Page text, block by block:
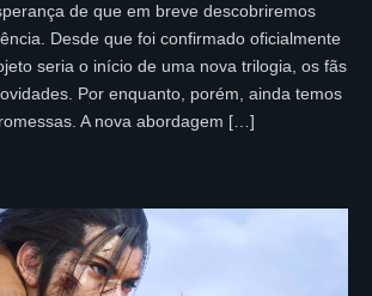
de que em breve descobriremos
Desde que foi confirmado oficialmente
seria o início de uma nova trilogia, os fãs
Por enquanto, porém, ainda temos
A nova abordagem […]